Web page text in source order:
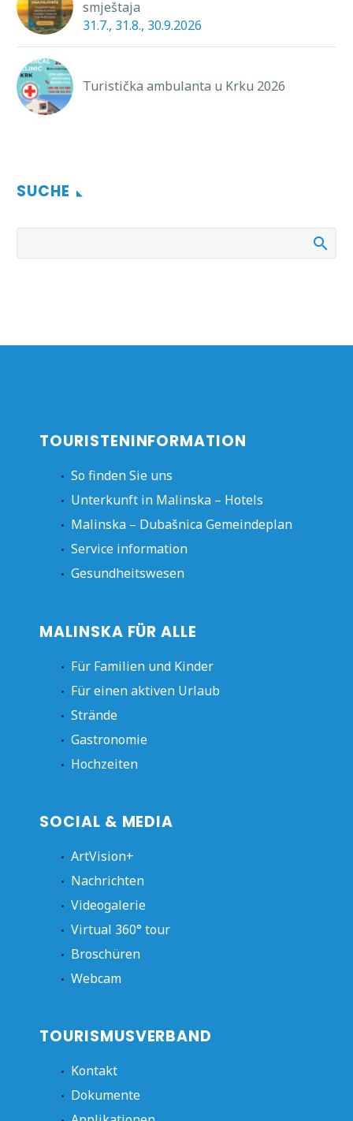
smještaja
31.7., 31.8., 30.9.2026
Turistička ambulanta u Krku 2026
SUCHE
TOURISTENINFORMATION
So finden Sie uns
Unterkunft in Malinska – Hotels
Malinska – Dubašnica Gemeindeplan
Service information
Gesundheitswesen
MALINSKA FÜR ALLE
Für Familien und Kinder
Für einen aktiven Urlaub
Strände
Gastronomie
Hochzeiten
SOCIAL & MEDIA
ArtVision+
Nachrichten
Videogalerie
Virtual 360° tour
Broschüren
Webcam
TOURISMUSVERBAND
Kontakt
Dokumente